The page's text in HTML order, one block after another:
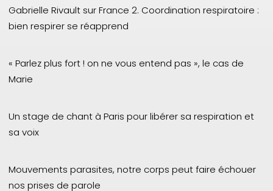
Gabrielle Rivault sur France 2. Coordination respiratoire :
bien respirer se réapprend
« Parlez plus fort ! on ne vous entend pas », le cas de
Marie
Un stage de chant à Paris pour libérer sa respiration et
sa voix
Mouvements parasites, notre corps peut faire échouer
nos prises de parole